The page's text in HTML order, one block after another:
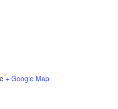
+ Google Map